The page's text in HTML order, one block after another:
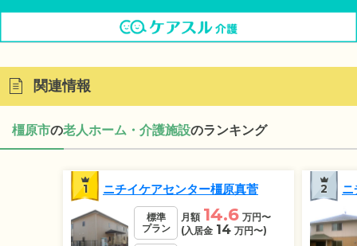
関連情報
橿原市の老人ホーム・介護施設のランキング
1 ニチイケアセンター橿原真菅
標準
プラン
月額 14.6 万円〜
(入居金 14 万円〜)
2